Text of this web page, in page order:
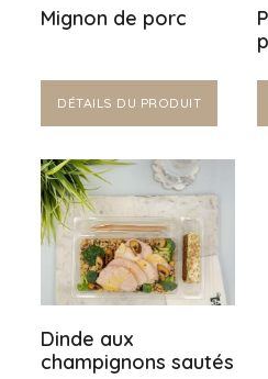
Mignon de porc
DÉTAILS DU PRODUIT
Dinde aux
champignons sautés